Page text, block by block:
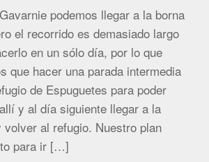
podemos llegar a la borna
el recorrido es demasiado largo
en un sólo día, por lo que
que hacer una parada intermedia
de Espuguetes para poder
y al día siguiente llegar a la
volver al refugio. Nuestro plan
para ir […]